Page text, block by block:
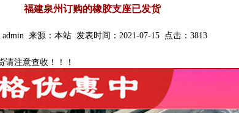
福建泉州订购的橡胶支座已发货
admin 来源：本站 发表时间：2021-07-15 点击：3813
注意查收！！！